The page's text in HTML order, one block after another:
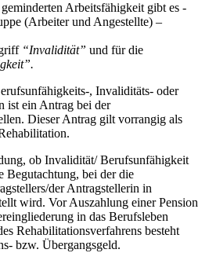
Arbeitsfähigkeit gibt es -
(Arbeiter und Angestellte) –
“Invalidität” und für die
, Invaliditäts- oder
ist ein Antrag bei der
Dieser Antrag gilt vorrangig als
ob Invalidität/ Berufsunfähigkeit
Begutachtung, bei der die
der Antragstellerin in
wird. Vor Auszahlung einer Pension
in das Berufsleben
Rehabilitationsverfahrens besteht
bzw. Übergangsgeld.